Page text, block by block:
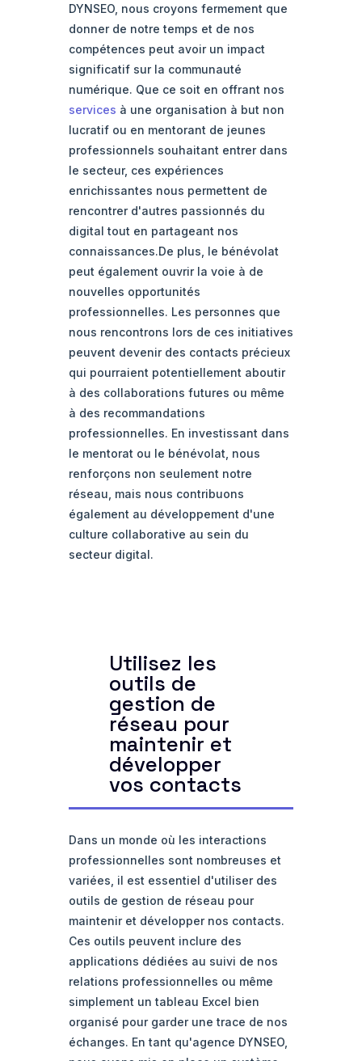
DYNSEO, nous croyons fermement que
donner de notre temps et de nos
compétences peut avoir un impact
significatif sur la communauté
numérique. Que ce soit en offrant nos
services à une organisation à but non
lucratif ou en mentorant de jeunes
professionnels souhaitant entrer dans
le secteur, ces expériences
enrichissantes nous permettent de
rencontrer d'autres passionnés du
digital tout en partageant nos
connaissances.De plus, le bénévolat
peut également ouvrir la voie à de
nouvelles opportunités
professionnelles. Les personnes que
nous rencontrons lors de ces initiatives
peuvent devenir des contacts précieux
qui pourraient potentiellement aboutir
à des collaborations futures ou même
à des recommandations
professionnelles. En investissant dans
le mentorat ou le bénévolat, nous
renforçons non seulement notre
réseau, mais nous contribuons
également au développement d'une
culture collaborative au sein du
secteur digital.
Utilisez les
outils de
gestion de
réseau pour
maintenir et
développer
vos contacts
Dans un monde où les interactions
professionnelles sont nombreuses et
variées, il est essentiel d'utiliser des
outils de gestion de réseau pour
maintenir et développer nos contacts.
Ces outils peuvent inclure des
applications dédiées au suivi de nos
relations professionnelles ou même
simplement un tableau Excel bien
organisé pour garder une trace de nos
échanges. En tant qu'agence DYNSEO,